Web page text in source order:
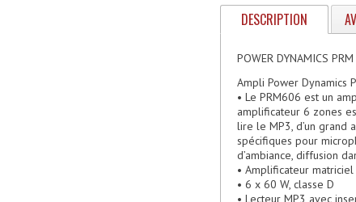
DESCRIPTION
POWER DYNAMICS
Ampli Power Dynamics
• Le PRM606 est un
amplificateur 6 zones
lire le MP3, d’un grand
spécifiques pour
d’ambiance, diffusion
• Amplificateur
• 6 x 60 W, classe D